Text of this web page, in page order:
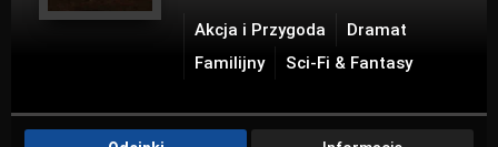
Akcja i Przygoda
Dramat
Familijny
Sci-Fi & Fantasy